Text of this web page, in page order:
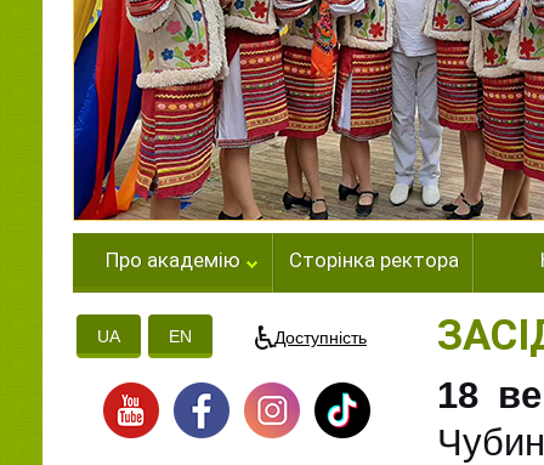
Про академію Сторінка ректора
UA EN Доступність
18